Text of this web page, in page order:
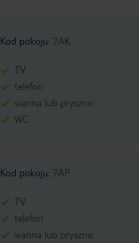
Kod pokoju: 7AK
TV
telefon
wanna lub prysznic
WC
Kod pokoju: 7AP
TV
telefon
wanna lub prysznic